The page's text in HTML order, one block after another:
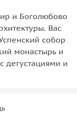
и Боголюбово
Вас
собор
монастырь и
дегустациями и